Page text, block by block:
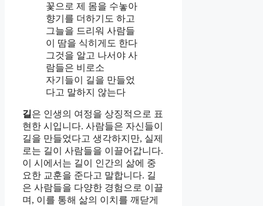
꽃으로 제 몸을 수놓아
향기를 더하기도 하고
그늘을 드리워 사람들
이 땀을 식히게도 한다
그것을 알고 나서야 사
람들은 비로소
자기들이 길을 만들었
다고 말하지 않는다
길 은 인생의 여정을 상징적으로 표
현한 시입니다. 사람들은 자신들이
길을 만들었다고 생각하지만, 실제
로는 길이 사람들을 이끌어갑니다.
이 시에서는 길이 인간의 삶에 중
요한 교훈을 준다고 말합니다. 길
은 사람들을 다양한 경험으로 이끌
며, 이를 통해 삶의 이치를 깨닫게